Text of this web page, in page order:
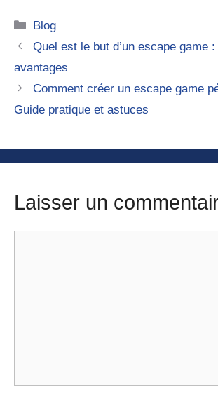
Catégories
Blog
Quel est le but d’un escape game
avantages
Comment créer un escape game
Guide pratique et astuces
Laisser un